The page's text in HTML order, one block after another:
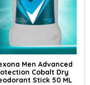
Men Advanced
Cobalt Dry
Stick 50 ML